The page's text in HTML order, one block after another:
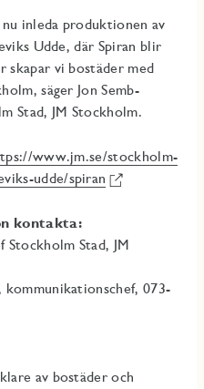
inleda produktionen av
Udde, där Spiran blir
skapar vi bostäder med
säger Jon Semb-
Stad, JM Stockholm.
www.jm.se/stockholm-
udde/spiran
kontakta:
Stockholm Stad, JM
073-
av bostäder och